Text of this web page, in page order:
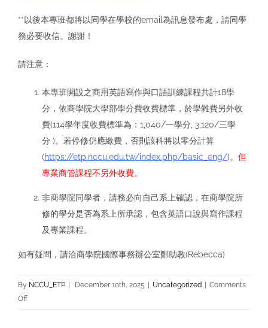
**以後本專班都將以同學在學校的email為訊息發布處，請同學
務必要收信。謝謝！
請注意：
本專班開設之商用英語寫作與口語訓練課程共計18學
分，依商學院大學部學分費收費標準，於學雜費另外收
費(114學年度收費標準為：1,040/一學分, 3,120/三學
分 )。若停修仍應繳費，否則該科將以零分計算
(https://etp.nccu.edu.tw/index.php/basic_eng/)。 但
專業商管課程不另外收費。
非商學院同學者，請務必向自己系上確認，在商學院所
修的學分是否為系上所承認，包含英語口說與寫作課程
及專業課程。
如有疑問，請洽商學院國際事務辦公室鄭助教(Rebecca)
By NCCU_ETP December 10th, 2025 Uncategorized
Comments
Offon
114